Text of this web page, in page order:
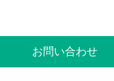
お問い合わせ